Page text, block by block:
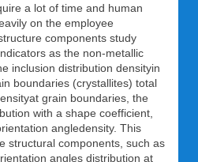
a lot of time and human
on the employee
components study
as the non-metallic
inclusion distribution densityin
boundaries (crystallites) total
grain boundaries, the
with a shape coefficient,
angledensity. This
structural components, such as
angles distribution at